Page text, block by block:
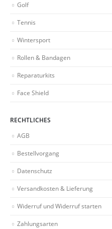
Golf
Tennis
Wintersport
Rollen & Bandagen
Reparaturkits
Face Shield
RECHTLICHES
AGB
Bestellvorgang
Datenschutz
Versandkosten & Lieferung
Widerruf und Widerruf starten
Zahlungsarten